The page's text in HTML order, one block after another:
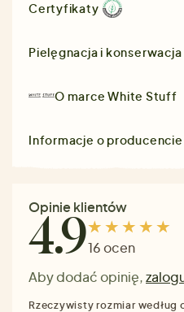
Certyfikaty
Pielęgnacja i konserwacja
O marceWhite Stuff
Informacje o producencie
Opinie klientów
4.916 ocen
Aby dodać opinię,
Rzeczywisty rozmiar według